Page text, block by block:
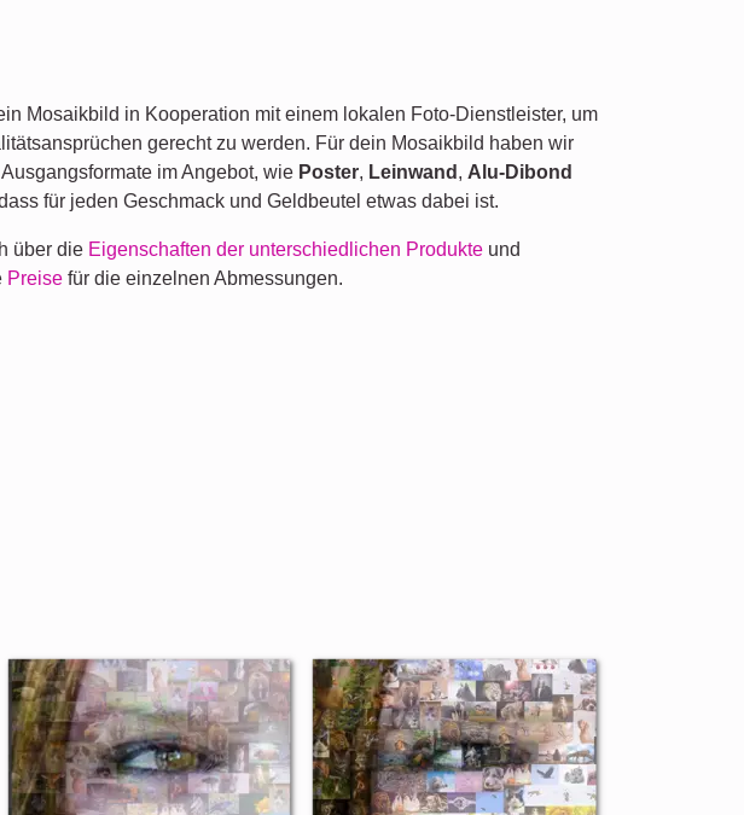
Mosaikbild in Kooperation mit einem lokalen Foto-Dienstleister, um
gerecht zu werden. Für dein Mosaikbild haben wir
im Angebot, wie Poster, Leinwand , Alu-Dibond
für jeden Geschmack und Geldbeutel etwas dabei ist.
über die Eigenschaften der unterschiedlichen Produkte und
Preise für die einzelnen Abmessungen.